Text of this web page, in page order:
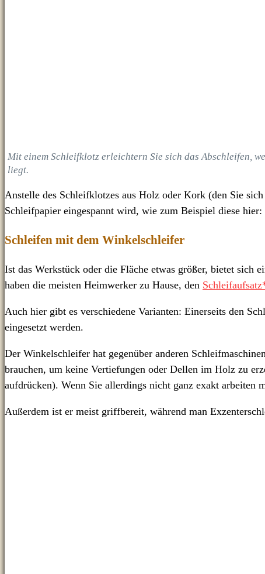
Mit einem Schleifklotz erleichtern Sie sich das Abschleifen,
liegt.
Anstelle des Schleifklotzes aus Holz oder Kork (den Sie
Schleifpapier eingespannt wird, wie zum Beispiel diese hier:
Schleifen mit dem Winkelschleifer
Ist das Werkstück oder die Fläche etwas größer, bietet
haben die meisten Heimwerker zu Hause, den
Auch hier gibt es verschiedene Varianten: Einerseits den
eingesetzt werden.
Der Winkelschleifer hat gegenüber anderen
brauchen, um keine Vertiefungen oder Dellen im Holz zu
aufdrücken). Wenn Sie allerdings nicht ganz exakt arbeiten
Außerdem ist er meist griffbereit, während man